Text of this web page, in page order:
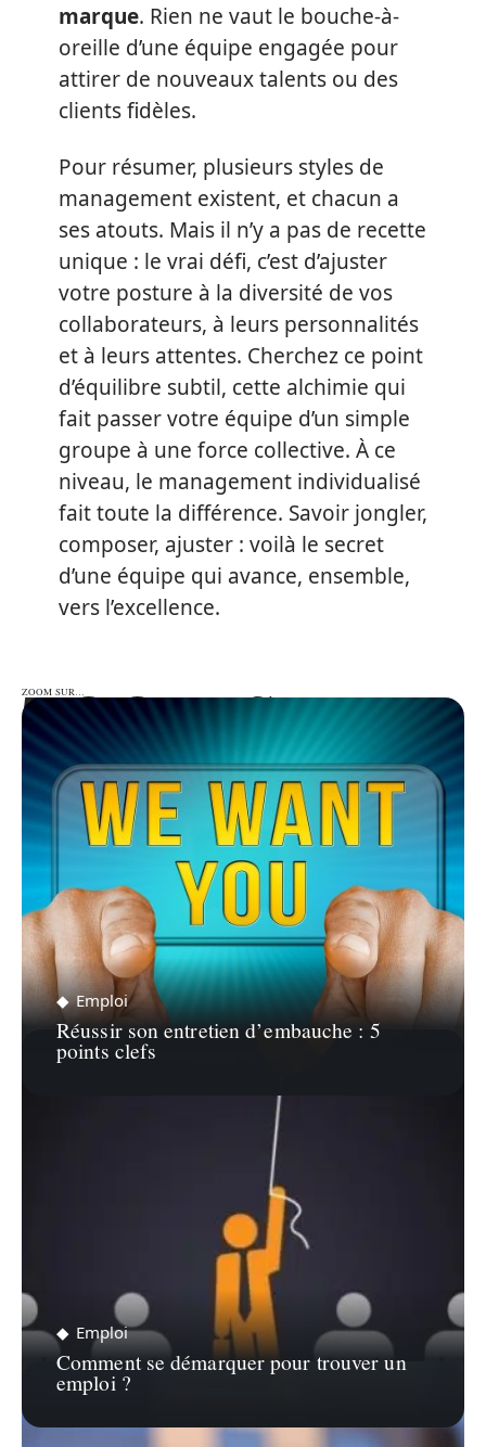
marque. Rien ne vaut le bouche-à-
oreille d’une équipe engagée pour
attirer de nouveaux talents ou des
clients fidèles.
Pour résumer, plusieurs styles de
management existent, et chacun a
ses atouts. Mais il n’y a pas de recette
unique : le vrai défi, c’est d’ajuster
votre posture à la diversité de vos
collaborateurs, à leurs personnalités
et à leurs attentes. Cherchez ce point
d’équilibre subtil, cette alchimie qui
fait passer votre équipe d’un simple
groupe à une force collective. À ce
niveau, le management individualisé
fait toute la différence. Savoir jongler,
composer, ajuster : voilà le secret
d’une équipe qui avance, ensemble,
vers l’excellence.
ZOOM SUR…
ZOOM SUR…
Emploi
Réussir son entretien d’embauche : 5
points clefs
Emploi
Comment se démarquer pour trouver un
emploi ?